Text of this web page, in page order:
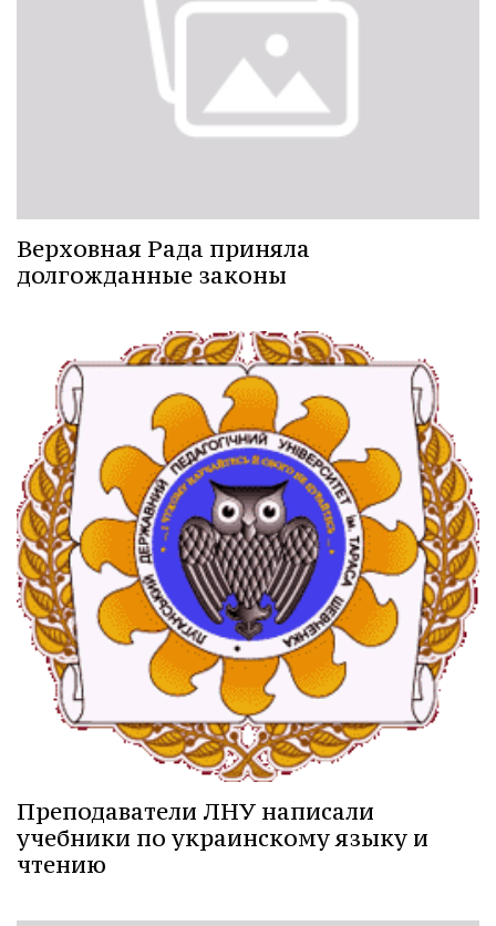
Верховная Рада приняла
долгожданные законы
Преподаватели ЛНУ написали
учебники по украинскому языку и
чтению